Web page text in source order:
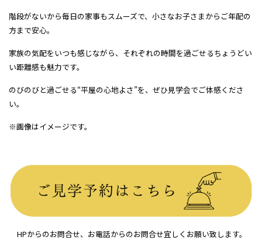
階段がないから毎日の家事もスムーズで、小さなお子さまからご年配の
方まで安心。
家族の気配をいつも感じながら、それぞれの時間を過ごせるちょうどい
い距離感も魅力です。
のびのびと過ごせる“平屋の心地よさ”を、ぜひ見学会でご体感くださ
い。
※画像はイメージです。
HPからのお問合せ、お電話からのお問合せ宜しくお願い致します。